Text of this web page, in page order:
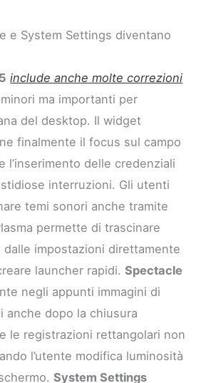
e System Settings diventano
include anche molte correzioni
ma importanti per
del desktop. Il widget
finalmente il focus sul campo
l’inserimento delle credenziali
interruzioni. Gli utenti
temi sonori anche tramite
permette di trascinare
impostazioni direttamente
launcher rapidi.Spectacle
negli appunti immagini di
anche dopo la chiusura
le registrazioni rettangolari non
l’utente modifica luminosità
System Settings